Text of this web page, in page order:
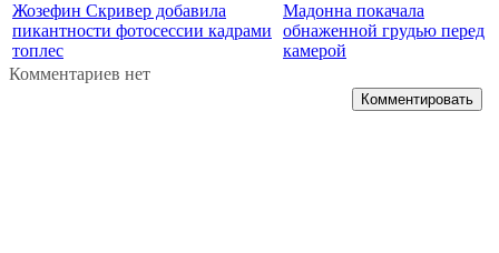
Жозефин Скривер добавила
пикантности фотосессии кадрами
топлес
Мадонна покачала
обнаженной грудью перед
камерой
Комментариев нет
Комментировать